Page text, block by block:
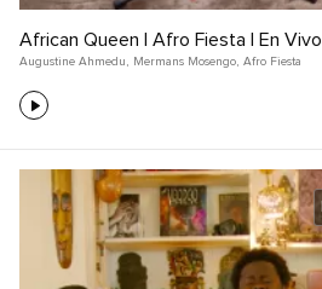
African Queen | Afro Fiesta | En Vivo
Augustine Ahmedu , Mermans Mosengo, Afro Fiesta